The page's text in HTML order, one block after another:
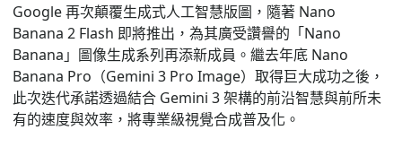
Google 再次顛覆生成式人工智慧版圖，隨著 Nano
Banana 2 Flash 即將推出，為其廣受讚譽的「Nano
Banana」圖像生成系列再添新成員。繼去年底 Nano
Banana Pro（Gemini 3 Pro Image）取得巨大成功之後，
此次迭代承諾透過結合 Gemini 3 架構的前沿智慧與前所未
有的速度與效率，將專業級視覺合成普及化。